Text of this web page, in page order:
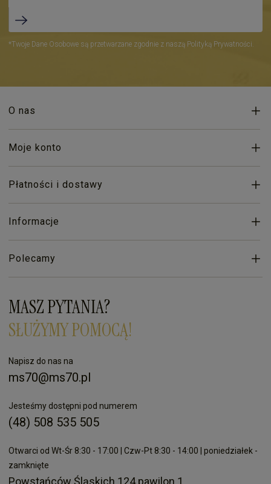
*Twoje Dane Osobowe są przetwarzane zgodnie z naszą Polityką Prywatności.
O nas
Moje konto
Płatności i dostawy
Informacje
Polecamy
MASZ PYTANIA?
SŁUŻYMY POMOCĄ!
Napisz do nas na
ms70@ms70.pl
Jesteśmy dostępni pod numerem
(48) 508 535 505
Otwarci od Wt-Śr 8:30 - 17:00 | Czw-Pt 8:30 - 14:00 | poniedziałek -
zamknięte
Powstańców Śląskich 124 pawilon 1